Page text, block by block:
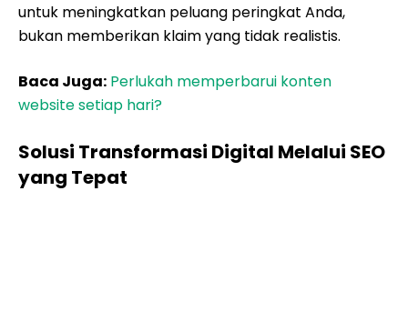
untuk meningkatkan peluang peringkat Anda,
bukan memberikan klaim yang tidak realistis.
Baca Juga: Perlukah memperbarui konten
website setiap hari?
Solusi Transformasi Digital Melalui SEO
yang Tepat